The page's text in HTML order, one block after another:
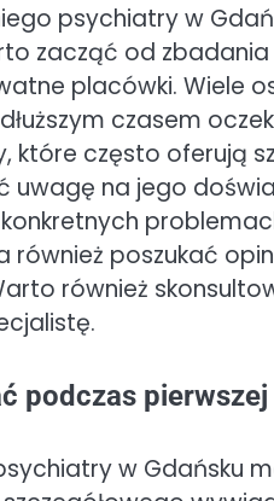
psychiatry w
zacząć od
placówki. Wiele
czasem
które często oferują
uwagę na jego
również poszukać
również
podczas
w Gdańsku